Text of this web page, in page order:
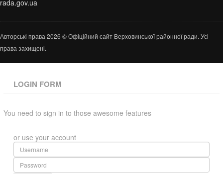
rada.gov.ua
Авторські права 2026 © Офіційний сайт Верховинської районної ради. Усі
права захищені.
LOGIN FORM
You need to sign in to those awesome features
or use your account